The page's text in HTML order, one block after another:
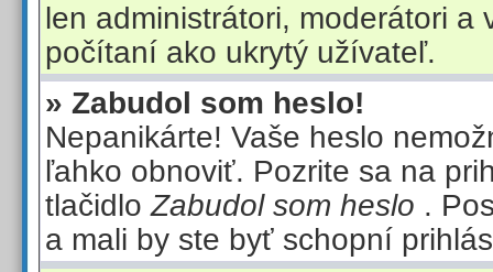
len administrátori, moderátori a
počítaní ako ukrytý užívateľ.
» Zabudol som heslo!
Nepanikárte! Vaše heslo
ľahko obnoviť. Pozrite sa na
tlačidloZabudol som heslo .
a mali by ste byť schopní